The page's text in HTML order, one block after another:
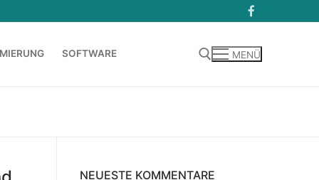
SOFTWARE MENÜ
NEUESTE KOMMENTARE